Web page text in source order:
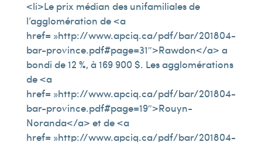
<li>Le prix médian des unifamiliales de
l’agglomération de <a
href= »http://www.apciq.ca/pdf/bar/201804-
bar-province.pdf#page=31″>Rawdon</a> a
bondi de 12 %, à 169 900 $. Les agglomérations
de <a
href= »http://www.apciq.ca/pdf/bar/201804-
bar-province.pdf#page=19″>Rouyn-
Noranda</a> et de <a
href= »http://www.apciq.ca/pdf/bar/201804-